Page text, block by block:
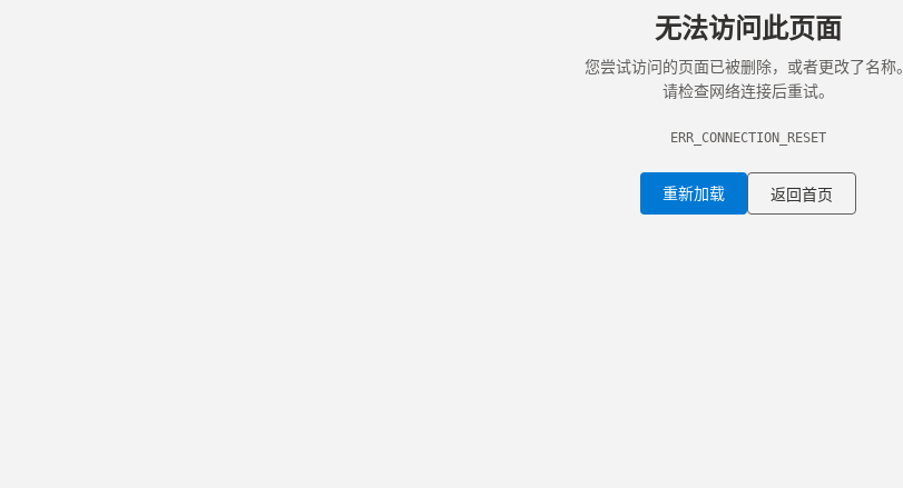
无法访问此页面
您尝试访问的页面已被删除，或者更改了名称。
请检查网络连接后重试。
ERR_CONNECTION_RESET
重新加载 返回首页